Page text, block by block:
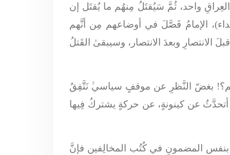
واحد، ثُمَّ سَيُقتَلُ مِنهُم ما يُقتَل إن
)، الإمامُ فَصَّلَ في أوضاعهم مِن أنَّهم
الانتصارِ وبعدَ الانتصار، وسيبقىٰ القَتلُ
أنتُم؟! بغضّ النَّظرِ عن موقفٍ سياسيﱟ نَتَّفِقُ
عن كينونةٍ، عن حركةٍ يشتركُ فِيها
بنفس المضمونِ في كُتُب المخالِفين فإنَّ